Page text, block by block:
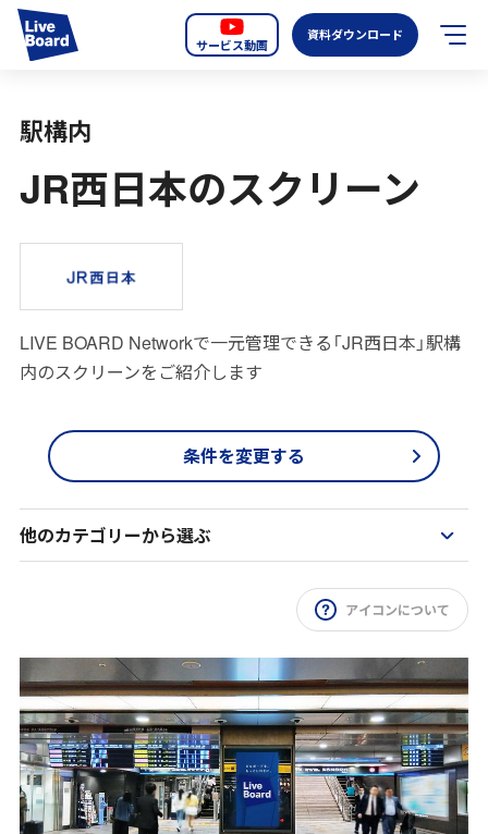
サービス動画
資料ダウンロード
LIVE BOARDの新しいOOH
導入事例
全国のスクリーン
オーディエンスデータの階層
掲載までの流れ
駅構内
JR西日本のスクリーン
LIVE BOARD Networkで一元管理できる「JR西日本」駅構
内のスクリーンをご紹介します
条件を変更する
他のカテゴリーから選ぶ
アイコンについて